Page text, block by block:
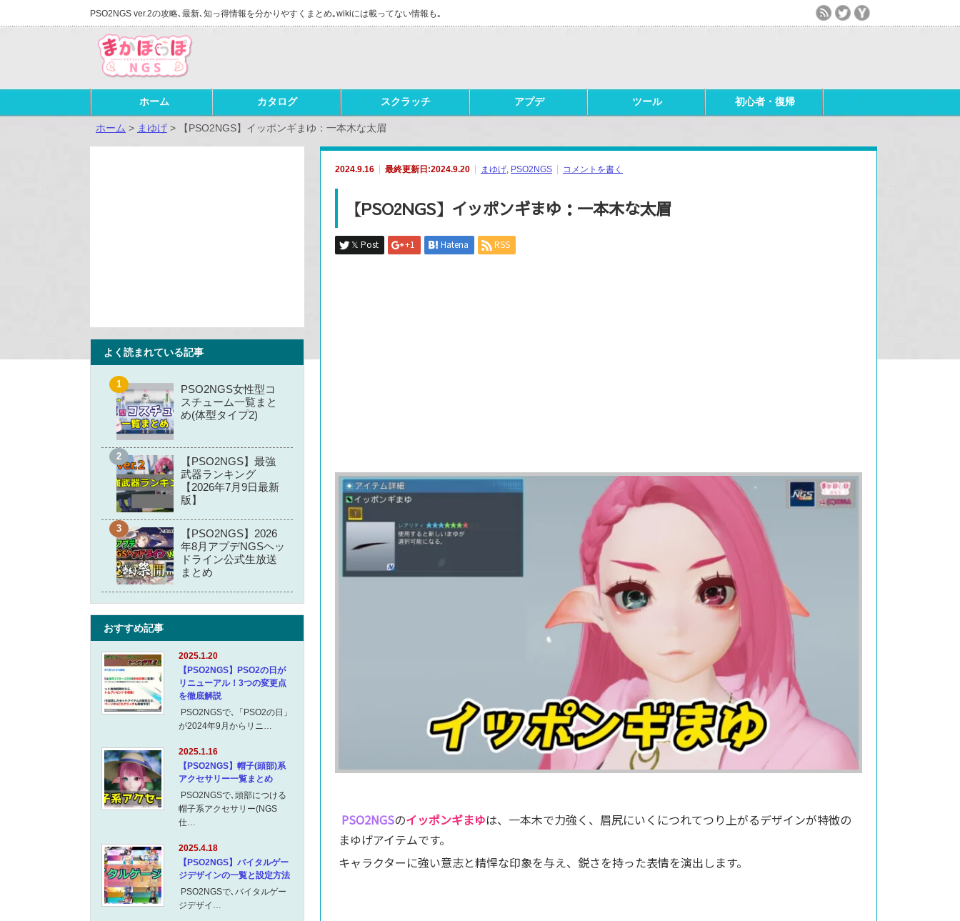
PSO2NGS ver.2の攻略､最新､知っ得情報を分かりやすくまとめ｡wikiには載ってない情報も｡
ホーム カタログ スクラッチ アプデ ツール 初心者・復帰
ホーム > まゆげ > 【PSO2NGS】イッポンギまゆ：一本木な太眉
2024.9.16 最終更新日:2024.9.20 まゆげ, PSO2NGS コメントを書く
【PSO2NGS】イッポンギまゆ：一本木な太眉
𝕏 Post +1 Hatena RSS
PSO2NGSのイッポンギまゆは、一本木で力強く、眉尻にいくにつれてつり上がるデザインが特徴の
まゆげアイテムです。
キャラクターに強い意志と精悍な印象を与え、鋭さを持った表情を演出します。
よく読まれている記事
PSO2NGS女性型コ
スチューム一覧まと
め(体型タイプ2)
【PSO2NGS】最強
武器ランキング
【2026年7月9日最新
版】
【PSO2NGS】2026
年8月アプデNGSヘッ
ドライン公式生放送
まとめ
おすすめ記事
2025.1.20
【PSO2NGS】PSO2の日が
リニューアル！3つの変更点
を徹底解説
PSO2NGSで､「PSO2の日」
が2024年9月からリニ…
2025.1.16
【PSO2NGS】帽子(頭部)系
アクセサリー一覧まとめ
PSO2NGSで､頭部につける
帽子系アクセサリー(NGS
仕…
2025.4.18
【PSO2NGS】バイタルゲー
ジデザインの一覧と設定方法
PSO2NGSで､バイタルゲー
ジデザイ…